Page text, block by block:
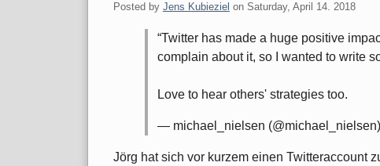
Posted by Jens Kubieziel on Saturday, April 14. 2018
Twitter has made a huge positive
complain about it, so I wanted to write
Love to hear others' strategies too.
— michael_nielsen (@michael_nielsen)
Jörg hat sich vor kurzem einen Twitteraccount